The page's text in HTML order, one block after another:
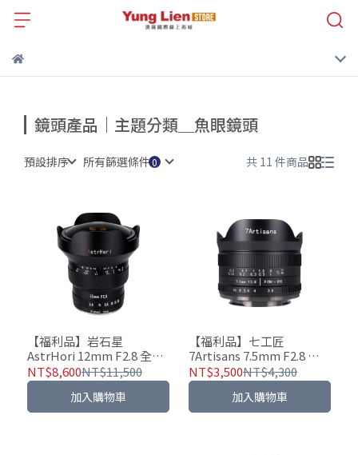
鏡頭產品｜主題分類＿魚眼鏡頭
預設排序 所有篩選條件 共 11 件商品
【福利品】岩石星
AstrHori 12mm F2.8 全片
幅 超廣角魚眼鏡頭
NT$8,600NT$11,500
加入購物車
【福利品】七工匠
7Artisans 7.5mm F2.8 Ⅱ
APS-C 超廣角鏡頭 魚眼鏡
頭 風景 星空 極光
NT$3,500NT$4,300
加入購物車